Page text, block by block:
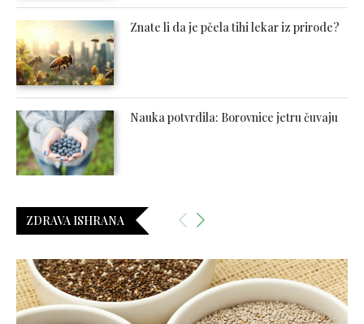
Znate li da je pčela tihi lekar iz prirode?
Nauka potvrdila: Borovnice jetru čuvaju
ZDRAVA ISHRANA